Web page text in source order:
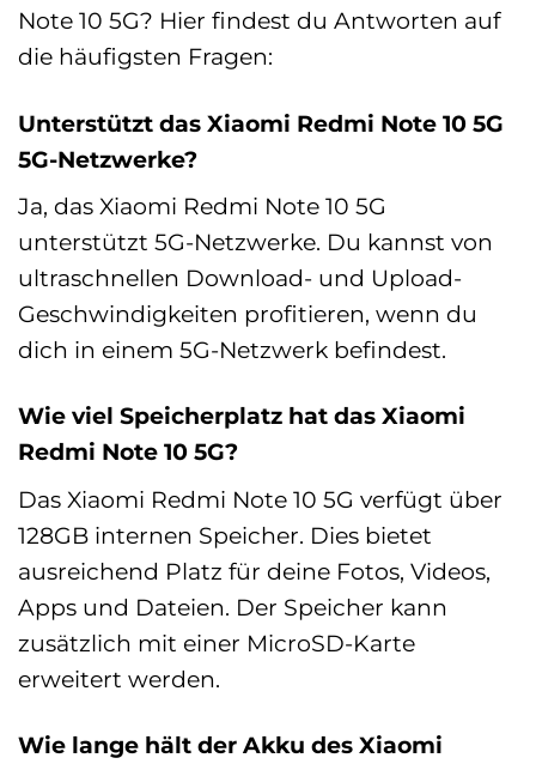
Note 10 5G? Hier findest du Antworten auf
die häufigsten Fragen:
Unterstützt das Xiaomi Redmi Note 10 5G
5G-Netzwerke?
Ja, das Xiaomi Redmi Note 10 5G
unterstützt 5G-Netzwerke. Du kannst von
ultraschnellen Download- und Upload-
Geschwindigkeiten profitieren, wenn du
dich in einem 5G-Netzwerk befindest.
Wie viel Speicherplatz hat das Xiaomi
Redmi Note 10 5G?
Das Xiaomi Redmi Note 10 5G verfügt über
128GB internen Speicher. Dies bietet
ausreichend Platz für deine Fotos, Videos,
Apps und Dateien. Der Speicher kann
zusätzlich mit einer MicroSD-Karte
erweitert werden.
Wie lange hält der Akku des Xiaomi